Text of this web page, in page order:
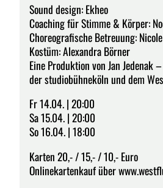
Sound design: Ekheo
Coaching für Stimme & Körper:
Choreografische Betreuung:
Kostüm: Alexandra Börner
Eine Produktion von Jan
der studiobühneköln und dem
Fr 14.04. | 20:00
Sa 15.04. | 20:00
So 16.04. | 18:00
Karten 20,- / 15,- / 10,- Euro
Onlinekartenkauf über